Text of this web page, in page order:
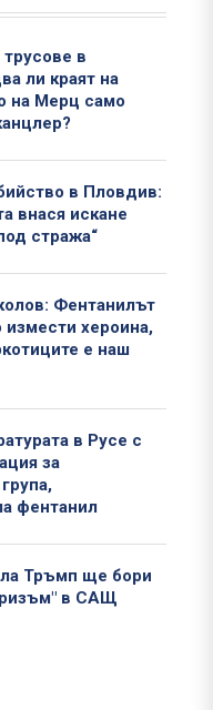
в
ли краят на
на Мерц само
в Пловдив:
внася искане
стража“
Фентанилът
измести хероина,
е наш
в Русе с
за
фентанил
Тръмп ще бори
в САЩ